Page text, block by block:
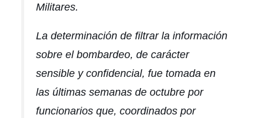
Militares.
La determinación de filtrar la información
sobre el bombardeo, de carácter
sensible y confidencial, fue tomada en
las últimas semanas de octubre por
funcionarios que, coordinados por